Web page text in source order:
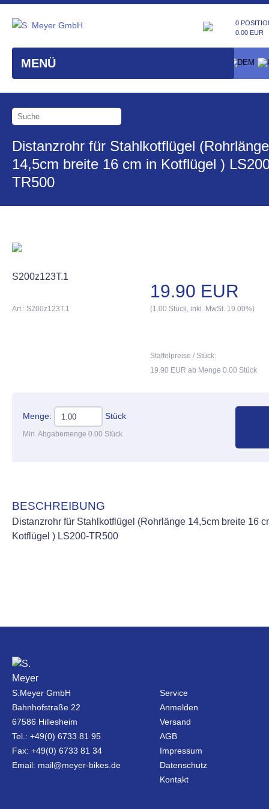
MENÜ
0
0.00 EUR
Distanzrohr für Stahlkotflügel (Rohrlänge
14,5cm breite 16 cm in Kotflügel )
TR500
S200z123T.1
19.90 EUR
Art.: S200z123T.1 (1.00 Stück, inkl. MwSt. 19.00%)
Staffelpreise / Stück:
19.90 EUR ab Menge 0.00 Stück
Menge: Stück
Min. Abgabemenge 0.00 Stück
BESCHREIBUNG
Distanzrohr für Stahlkotflügel (Rohrlänge 14,5cm breite 16
Kotflügel ) LS200-TR500
S.Meyer GmbH
Bahnhofstraße 22
67586 Hillesheim
Tel.: +49(0) 6733 81 95
Fax: +49(0) 6733 81 34
Email: mail@meyer-bikes.de
Service
Anmelden
Versand
AGB
Impressum
Datenschutz
Kontakt